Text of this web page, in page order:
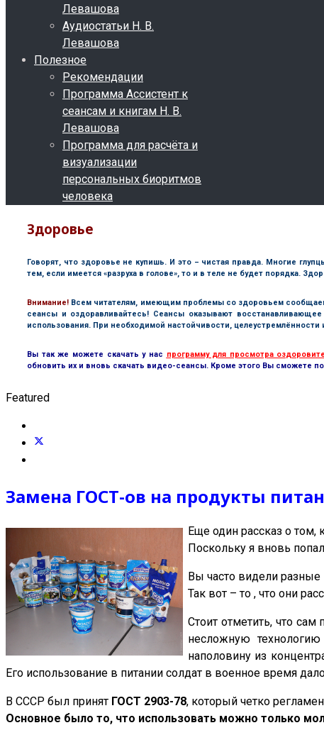
Левашова
Аудиостатьи Н. В.
Левашова
Полезное
Рекомендации
Программа Ассистент к
сеансам и книгам Н. В.
Левашова
Программа для расчёта и
визуализации
персональных биоритмов
человека
Здоровье
Говорят, что здоровье не купишь. И это – чистая правда. Многие
тем, если имеется «разруха в голове», то и в теле не будет порядка.
Внимание! Всем читателям, имеющим проблемы со здоровьем
сеансы и оздоравливайтесь! Сеансы оказывают
использования. При необходимой настойчивости,
Вы так же можете скачать у нас программу для просмотра
обновить их и вновь скачать видео-сеансы. Кроме этого Вы сможете
Featured
Замена ГОСТ-ов на продукты
Еще один рассказ о том,
Поскольку я вновь
Вы часто видели разные
Так вот – то , что они
Стоит отметить, что
несложную
наполовину из
Его использование в питании солдат в военное время
В СССР был принят ГОСТ 2903-78, который четко
Основное было то, что использовать можно только